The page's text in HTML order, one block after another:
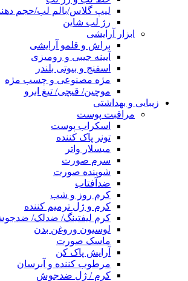
لیپ گلاس/بالم لب/حجم
رژ لب شاین
ابزار آرایشی
براش و قلمو آرایشی
آیینه جیبی و رومیزی
اسفنج و بیوتی بلندر
مژه مصنوعی و چسب مژه
موچین/ قیچی/ تیغ ابرو
زیبایی و بهداشتی
مراقبت پوست
اسکراب پوست
تونر پاک کننده
میسلار واتر
سرم صورت
شوینده صورت
ضدآفتاب
کرم روز و شب
کرم و ژل ترمیم کننده
کرم لیفتینگ/ ضدلک/
لوسیون وروغن بدن
ماسک صورت
آرایش پاک کن
مرطوب کننده و آبرسان
کرم / ژل ضدجوش